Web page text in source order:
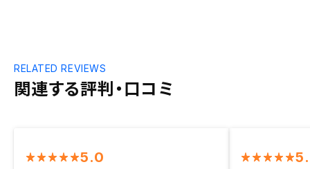
関連する評判・口コミ
RELATED REVIEWS
5.0